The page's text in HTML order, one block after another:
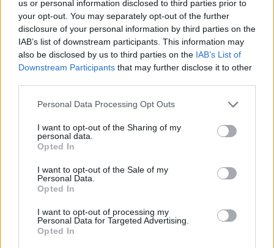
us or personal information disclosed to third parties prior to
your opt-out. You may separately opt-out of the further
disclosure of your personal information by third parties on the
IAB’s list of downstream participants. This information may
also be disclosed by us to third parties on the IAB’s List of
Downstream Participants that may further disclose it to other
Please note that this website/app uses one or more Google
not limited to your visit or usage behaviour. You may click to
grant or deny consent to Google and its third-party tags to
use your data for below specified purposes in below Google
consent section.
Personal Data Processing Opt Outs
I want to opt-out of the Sharing of my
personal data.
Opted In
I want to opt-out of the Sale of my
Personal Data.
Opted In
I want to opt-out of processing my
Personal Data for Targeted Advertising.
Opted In
Σχόλια
Σχολίασε εδώ
2000 /2000